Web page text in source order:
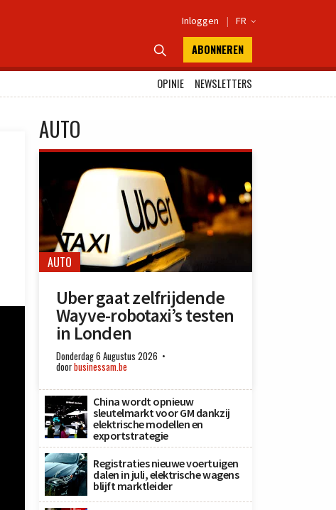
Inloggen | FR 
 ABONNEREN
OPINIE
NEWSLETTERS
AUTO
AUTO
Uber gaat zelfrijdende
Wayve-robotaxi’s testen
in Londen
Donderdag 6 Augustus 2026
doorbusinessam.be
China wordt opnieuw
sleutelmarkt voor GM dankzij
elektrische modellen en
exportstrategie
Registraties nieuwe voertuigen
dalen in juli, elektrische wagens
blijft marktleider